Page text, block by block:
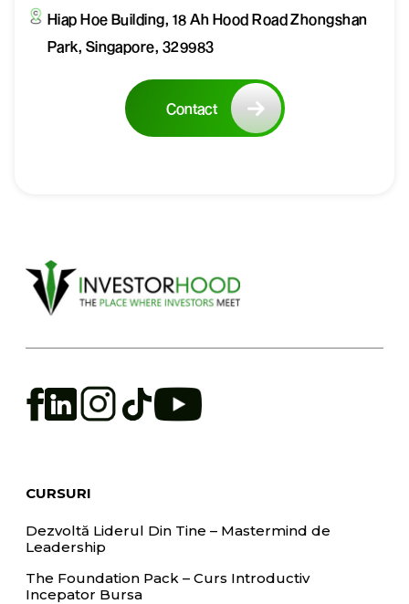
Hiap Hoe Building, 18 Ah Hood Road Zhongshan
Park, Singapore, 329983
Contact
CURSURI
Dezvoltă Liderul Din Tine – Mastermind de
Leadership
The Foundation Pack – Curs Introductiv
Incepator Bursa